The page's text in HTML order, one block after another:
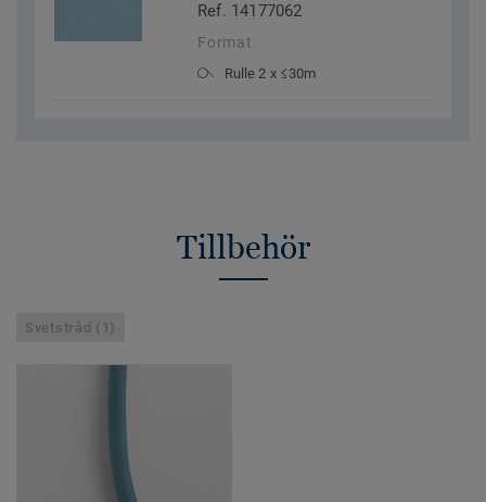
Ref. 14177062
Format
Rulle 2 x ≤30m
Tillbehör
Svetstråd (1)